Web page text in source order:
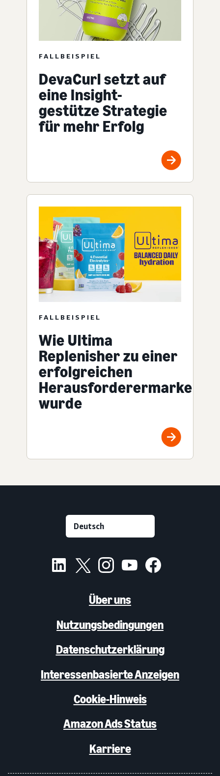
FALLBEISPIEL
DevaCurl setzt auf
eine Insight-
gestütze Strategie
für mehr Erfolg
FALLBEISPIEL
Wie Ultima
Replenisher zu einer
erfolgreichen
Herausforderermarke
wurde
Über uns
Nutzungsbedingungen
Datenschutzerklärung
Interessenbasierte Anzeigen
Cookie-Hinweis
Amazon Ads Status
Karriere